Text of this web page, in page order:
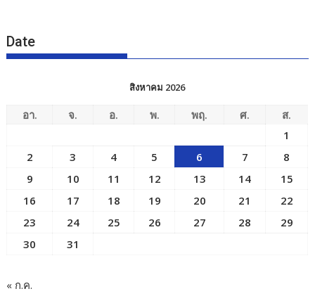
Date
สิงหาคม 2026
อา. จ. อ. พ. พฤ. ศ.
ส.
1
2
3 4 5 6 7
8
9
10 11 12 13 14
15
16
17 18 19 20 21
22
23
24 25 26 27 28
29
30
31
« ก.ค.